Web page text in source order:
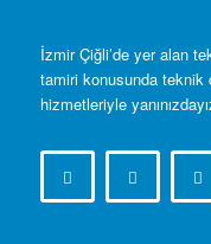
İzmir Çiğli’de yer alan
tamiri konusunda teknik
hizmetleriyle